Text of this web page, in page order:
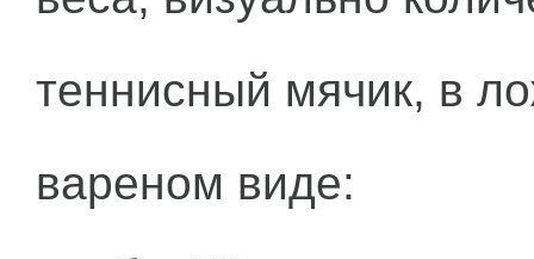
теннисный мячик, в
вареном виде: